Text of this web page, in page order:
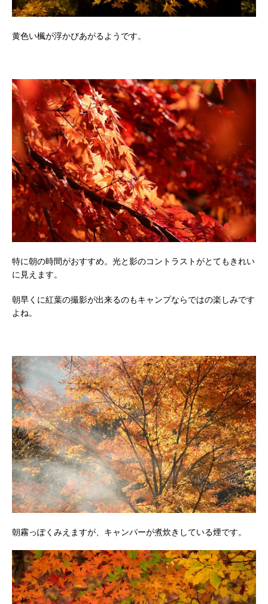
黄色い楓が浮かびあがるようです。
特に朝の時間がおすすめ。光と影のコントラストがとてもきれい
に見えます。
朝早くに紅葉の撮影が出来るのもキャンプならではの楽しみです
よね。
朝霧っぽくみえますが、キャンパーが煮炊きしている煙です。